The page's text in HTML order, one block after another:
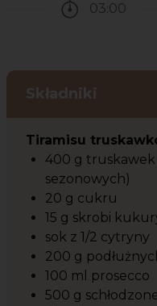
03:00
Składniki
Tiramisu
400 g
sezonowych)
20 g cukru
15 g skrobi
sok z 1/2 cytryny
200 g
100 ml prosecco
500 g